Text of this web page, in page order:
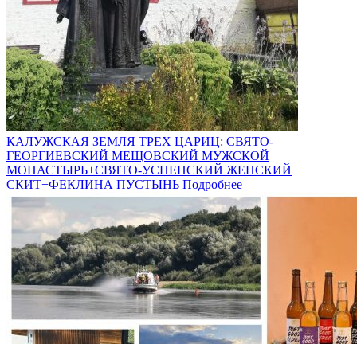
КАЛУЖСКАЯ ЗЕМЛЯ ТРЕХ ЦАРИЦ: СВЯТО-
ГЕОРГИЕВСКИЙ МЕЩОВСКИЙ МУЖСКОЙ
МОНАСТЫРЬ+СВЯТО-УСПЕНСКИЙ ЖЕНСКИЙ
СКИТ+ФЕКЛИНА ПУСТЫНЬ Подробнее